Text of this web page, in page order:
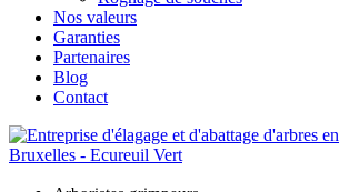
Nos valeurs
Garanties
Partenaires
Blog
Contact